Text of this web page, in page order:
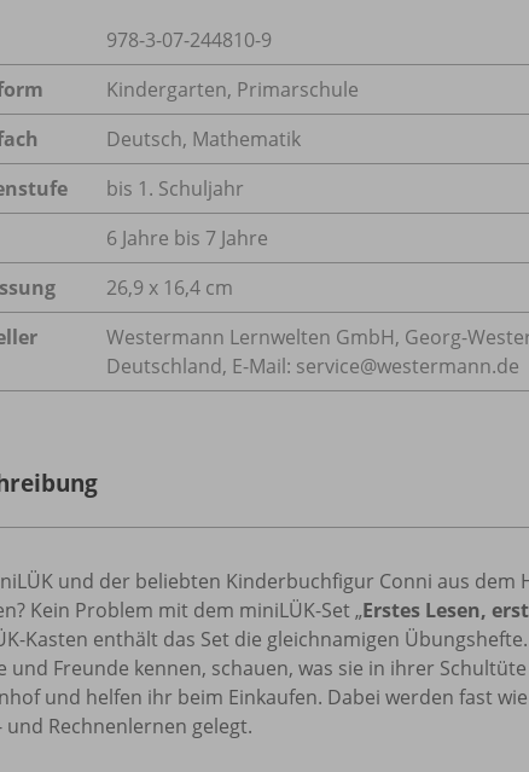
978-3-07-244810-9
Kindergarten, Primarschule
Deutsch, Mathematik
bis 1. Schuljahr
6 Jahre bis 7 Jahre
26,9 x 16,4 cm
Westermann Lernwelten GmbH, Georg-
Deutschland, E-Mail: service@westermann.de
und der beliebten Kinderbuchfigur Conni aus dem
Kein Problem mit dem miniLÜK-Set „Erstes Lesen,
Kasten enthält das Set die gleichnamigen
und Freunde kennen, schauen, was sie in ihrer
und helfen ihr beim Einkaufen. Dabei werden fast
und Rechnenlernen gelegt.